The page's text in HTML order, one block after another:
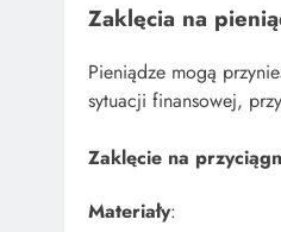
Zaklęcia na
Pieniądze mogą
sytuacji finansowej,
Zaklęcie na
Materiały: